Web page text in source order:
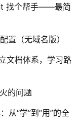
找个帮手——最简
（无域名版）
文档体系，学习路
的问题
从“学”到“用”的全